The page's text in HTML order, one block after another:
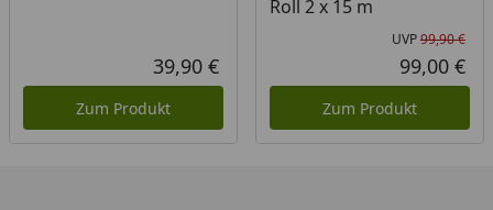
Aktueller Preis
39,90 €
Zum Produkt
Roll 2 x 15 m
UVP99,90 €
99,00 €
Zum Produkt